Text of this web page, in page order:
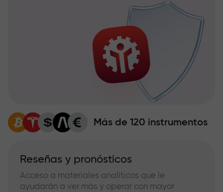
Más de 120 instrumentos
Reseñas y pronósticos
Acceso a materiales analíticos que le
ayudarán a ver más y operar con mayor